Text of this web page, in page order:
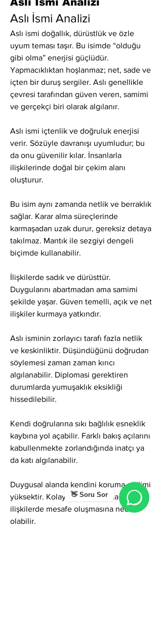
👋 Soru Sor
Aslı İsmi Analizi
Aslı ismi doğallık, dürüstlük ve özle
uyum teması taşır. Bu isimde “olduğu
gibi olma” enerjisi güçlüdür.
Yapmacıklıktan hoşlanmaz; net, sade ve
içten bir duruş sergiler. Aslı genellikle
çevresi tarafından güven veren, samimi
ve gerçekçi biri olarak algılanır.
Aslı ismi içtenlik ve doğruluk enerjisi
verir. Sözüyle davranışı uyumludur; bu
da onu güvenilir kılar. İnsanlarla
ilişkilerinde doğal bir çekim alanı
oluşturur.
Bu isim aynı zamanda netlik ve berraklık
sağlar. Karar alma süreçlerinde
karmaşadan uzak durur, gereksiz detaya
takılmaz. Mantık ile sezgiyi dengeli
biçimde kullanabilir.
İlişkilerde sadık ve dürüsttür.
Duygularını abartmadan ama samimi
şekilde yaşar. Güven temelli, açık ve net
ilişkiler kurmaya yatkındır.
Aslı isminin zorlayıcı tarafı fazla netlik
ve keskinliktir. Düşündüğünü doğrudan
söylemesi zaman zaman kırıcı
algılanabilir. Diplomasi gerektiren
durumlarda yumuşaklık eksikliği
hissedilebilir.
Kendi doğrularına sıkı bağlılık esneklik
kaybına yol açabilir. Farklı bakış açılarını
kabullenmekte zorlandığında inatçı ya
da katı algılanabilir.
Duygusal alanda kendini koruma eğilimi
yüksektir. Kolay açılmaz; bu da
ilişkilerde mesafe oluşmasına neden
olabilir.